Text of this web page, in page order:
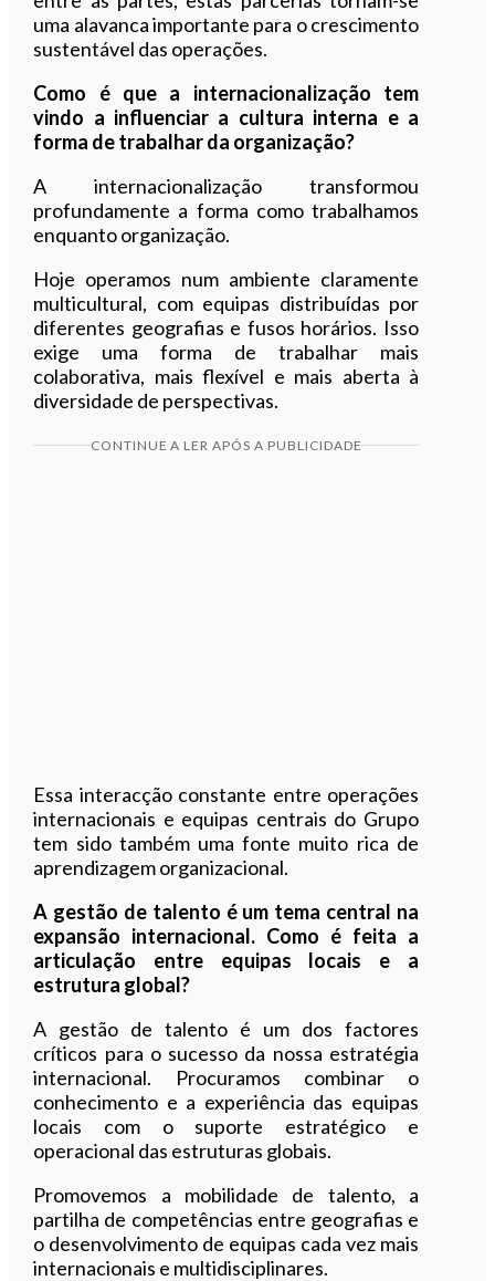
uma alavanca importante para o crescimento
sustentável das operações.
Como é que a internacionalização tem
vindo a influenciar a cultura interna e a
forma de trabalhar da organização?
A internacionalização transformou
profundamente a forma como trabalhamos
enquanto organização.
Hoje operamos num ambiente claramente
multicultural, com equipas distribuídas por
diferentes geografias e fusos horários. Isso
exige uma forma de trabalhar mais
colaborativa, mais flexível e mais aberta à
diversidade de perspectivas.
CONTINUE A LER APÓS A PUBLICIDADE
Essa interacção constante entre operações
internacionais e equipas centrais do Grupo
tem sido também uma fonte muito rica de
aprendizagem organizacional.
A gestão de talento é um tema central na
expansão internacional. Como é feita a
articulação entre equipas locais e a
estrutura global?
A gestão de talento é um dos factores
críticos para o sucesso da nossa estratégia
internacional. Procuramos combinar o
conhecimento e a experiência das equipas
locais com o suporte estratégico e
operacional das estruturas globais.
Promovemos a mobilidade de talento, a
partilha de competências entre geografias e
o desenvolvimento de equipas cada vez mais
internacionais e multidisciplinares.